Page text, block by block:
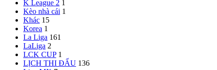
K League 2 1
Kèo nhà cái 1
Khác 15
Korea 1
La Liga 161
LaLiga 2
LCK CUP 1
LỊCH THI ĐẤU 136